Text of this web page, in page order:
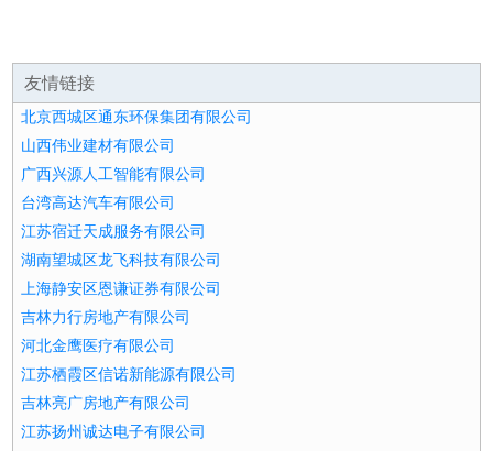
友情链接
北京西城区通东环保集团有限公司
山西伟业建材有限公司
广西兴源人工智能有限公司
台湾高达汽车有限公司
江苏宿迁天成服务有限公司
湖南望城区龙飞科技有限公司
上海静安区恩谦证券有限公司
吉林力行房地产有限公司
河北金鹰医疗有限公司
江苏栖霞区信诺新能源有限公司
吉林亮广房地产有限公司
江苏扬州诚达电子有限公司